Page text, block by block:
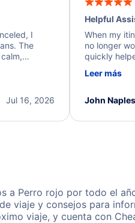
I
The
flight
and
Jul 16, 2026
Helpful
When my
no longer
quickly
beyond to
Leer más
John Naples
a Perro rojo por todo el
viaje y consejos para
viaje, y cuenta con